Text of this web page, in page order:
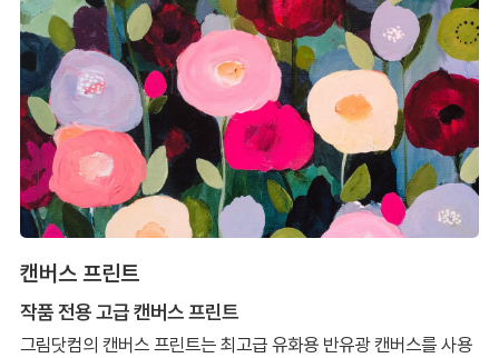
캔버스 프린트
작품 전용 고급 캔버스 프린트
그림닷컴의 캔버스 프린트는 최고급 유화용 반유광 캔버스를 사용